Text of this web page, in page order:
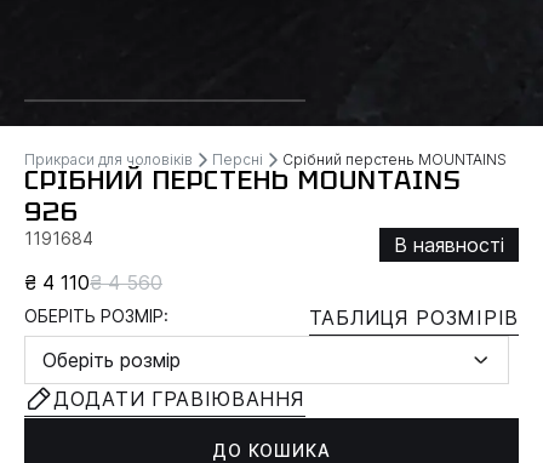
Прикраси для чоловіків Персні Срібний перстень MOUNTAINS
СРІБНИЙ ПЕРСТЕНЬ MOUNTAINS
926
1191684
В наявності
₴ 4 110₴ 4 560
ОБЕРІТЬ РОЗМІР:
ТАБЛИЦЯ РОЗМІРІВ
Оберіть розмір
ДОДАТИ ГРАВІЮВАННЯ
ДО КОШИКА